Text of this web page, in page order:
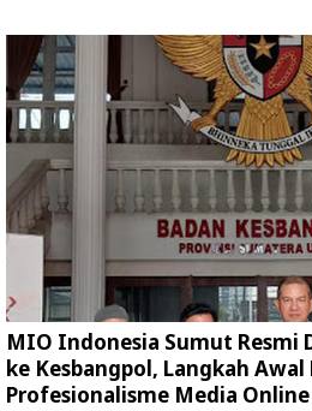
MIO Indonesia Sumut Resmi
ke Kesbangpol, Langkah Awal
Profesionalisme Media Online